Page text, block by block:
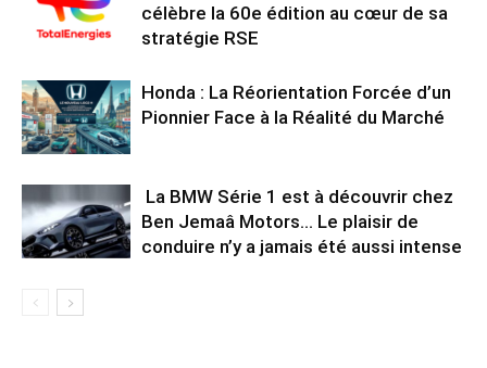
célèbre la 60e édition au cœur de sa
stratégie RSE
Honda : La Réorientation Forcée d’un
Pionnier Face à la Réalité du Marché
La BMW Série 1 est à découvrir chez
Ben Jemaâ Motors… Le plaisir de
conduire n’y a jamais été aussi intense